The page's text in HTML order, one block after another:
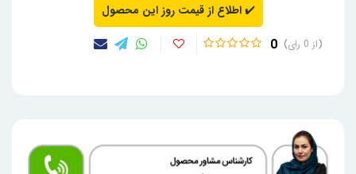
✔️اطلاع از قیمت روز این محصول
0 0